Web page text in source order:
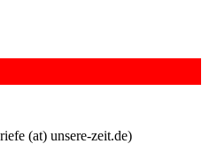
(at) unsere-zeit.de)